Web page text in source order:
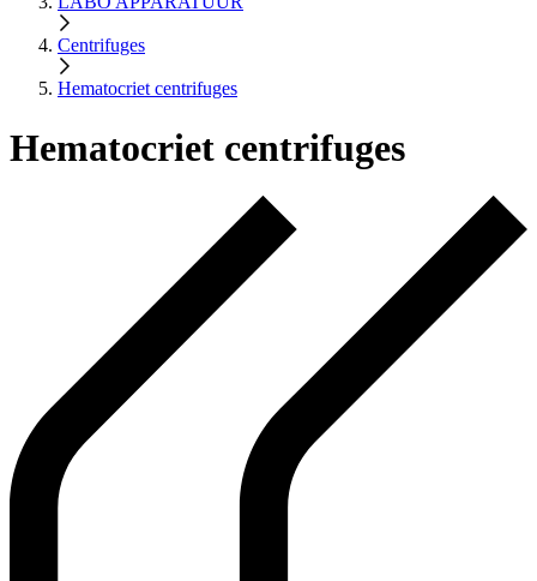
Centrifuges
Hematocriet centrifuges
Hematocriet centrifuges